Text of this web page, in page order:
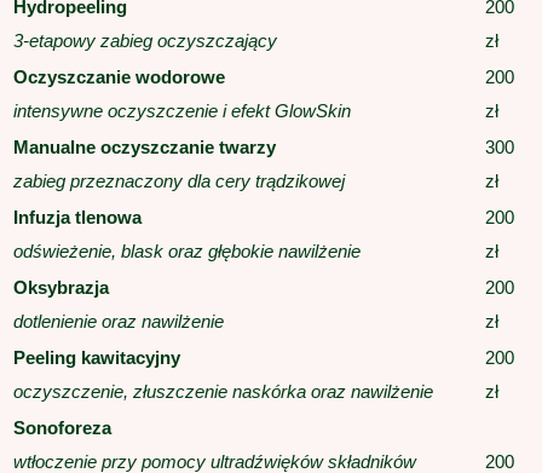
Hydropeeling
3-etapowy zabieg oczyszczający
200
zł
Oczyszczanie wodorowe
intensywne oczyszczenie i efekt GlowSkin
200
zł
Manualne oczyszczanie twarzy
zabieg przeznaczony dla cery trądzikowej
300
zł
Infuzja tlenowa
odświeżenie, blask oraz głębokie nawilżenie
200
zł
Oksybrazja
dotlenienie oraz nawilżenie
200
zł
Peeling kawitacyjny
oczyszczenie, złuszczenie naskórka oraz nawilżenie
200
zł
Sonoforeza
wtłoczenie przy pomocy ultradźwięków składników
200